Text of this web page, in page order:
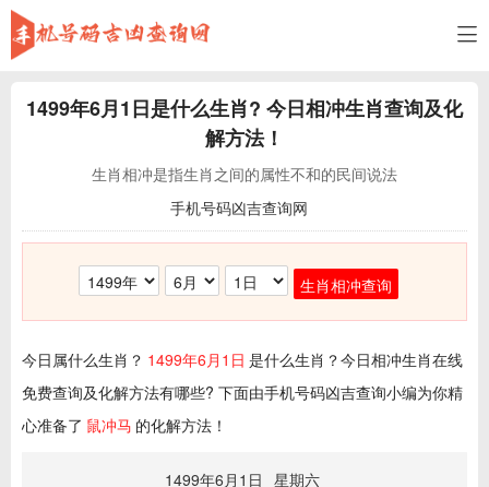
1499年6月1日是什么生肖? 今日相冲生肖查询及化
解方法！
生肖相冲是指生肖之间的属性不和的民间说法
手机号码凶吉查询网
生肖相冲查询
今日属什么生肖？ 1499年6月1日 是什么生肖？今日相冲生肖在线
免费查询及化解方法有哪些? 下面由手机号码凶吉查询小编为你精
心准备了 鼠冲马 的化解方法！
1499年6月1日 星期六